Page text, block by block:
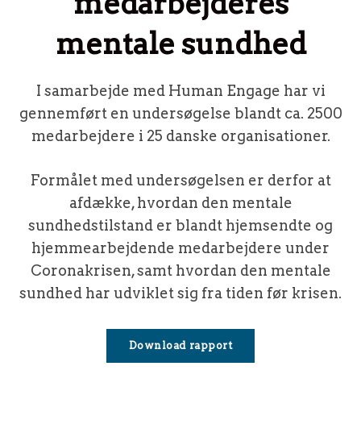
mentale sundhed
I samarbejde med Human Engage har vi
gennemført en undersøgelse blandt ca. 2500
medarbejdere i 25 danske organisationer.
Formålet med undersøgelsen er derfor at
afdække, hvordan den mentale
sundhedstilstand er blandt hjemsendte og
hjemmearbejdende medarbejdere under
Coronakrisen, samt hvordan den mentale
sundhed har udviklet sig fra tiden før krisen.
Download rapport